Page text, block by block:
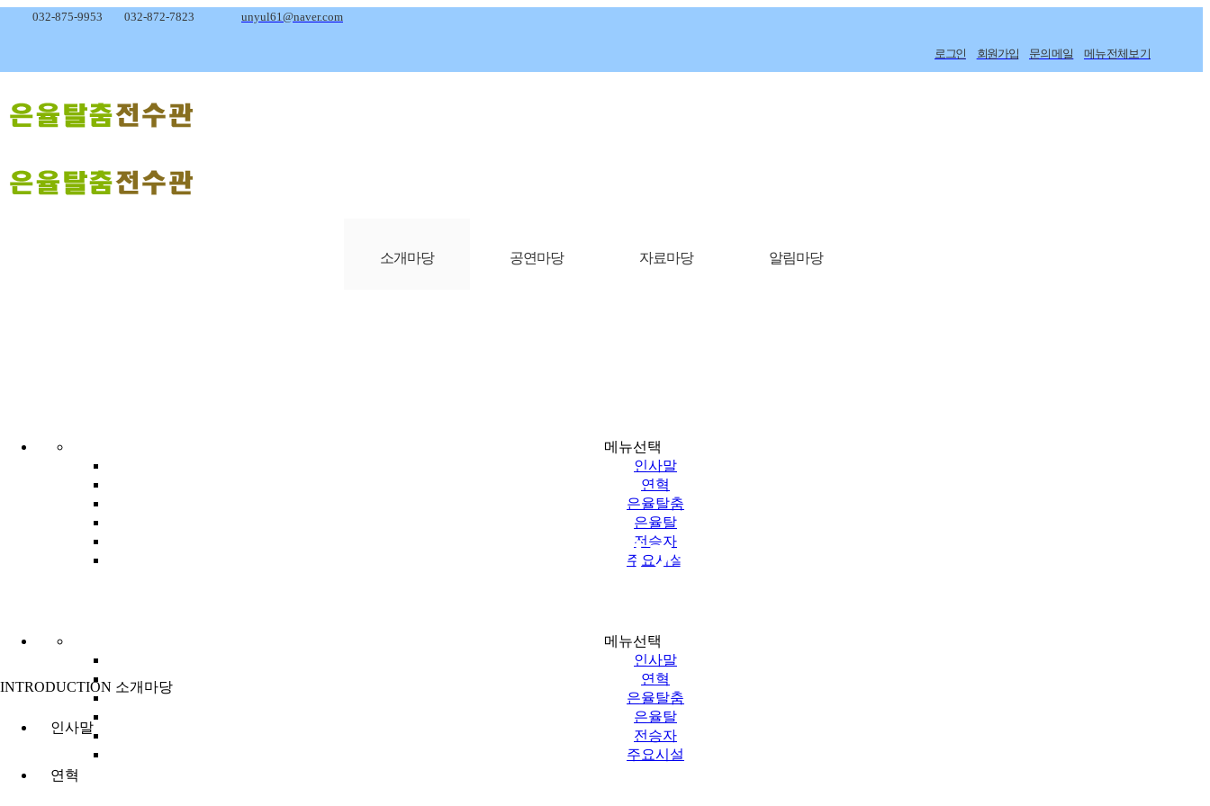
032-875-9953 032-872-7823 unyul61@naver.com
로그인 회원가입 문의메일 메뉴전체보기
소개마당 공연마당 자료마당 알림마당
메뉴선택
인사말
연혁
은율탈춤
은율탈
전승자
주요시설
영상정보처리기기관리방침
메뉴선택
인사말
연혁
은율탈춤
은율탈
전승자
주요시설
INTRODUCTION 소개마당
인사말
연혁